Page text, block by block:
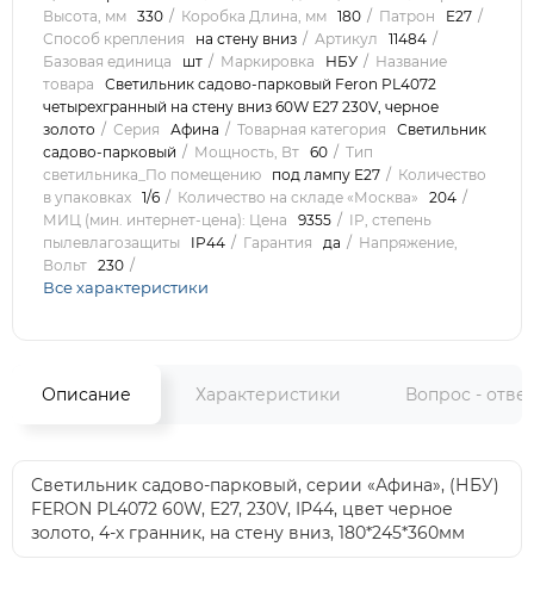
Высота, мм 330 Коробка Длина, мм 180 Патрон
E27
Способ крепления
на стену вниз Артикул
11484
Базовая единица
шт Маркировка НБУ
Название
товара
Светильник садово-парковый Feron PL4072
четырехгранный на стену вниз 60W E27 230V, черное
золото
Серия Афина Товарная категория
Светильник
садово-парковый
Мощность, Вт 60
Тип
светильника_По помещению
под лампу Е27
Количество
в упаковках 1/6 Количество на складе «Москва»
204
МИЦ (мин. интернет-цена): Цена
9355
IP, степень
пылевлагозащиты
IP44 Гарантия да
Напряжение,
Вольт 230
Все характеристики
Описание Характеристики Вопрос -
Светильник садово-парковый, серии «Афина», (НБУ)
FERON PL4072 60W, E27, 230V, IP44, цвет черное
золото, 4-х гранник, на стену вниз, 180*245*360мм